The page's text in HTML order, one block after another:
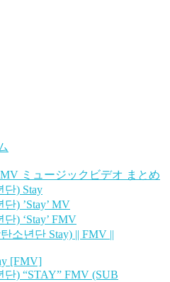
ミュージックビデオ まとめ
단) Stay
) ’Stay’ MV
) ‘Stay’ FMV
소년단 Stay) || FMV ||
[FMV]
단) “STAY” FMV (SUB